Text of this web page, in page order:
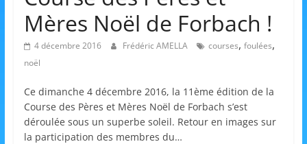
Stiring-
Wendel
L
o
Mères Noël de Forbach !
4 décembre 2016 Frédéric AMELLA courses, foulées,
noël
Ce dimanche 4 décembre 2016, la 11ème édition de la
Course des Pères et Mères Noël de Forbach s’est
déroulée sous un superbe soleil. Retour en images sur
la participation des membres du…